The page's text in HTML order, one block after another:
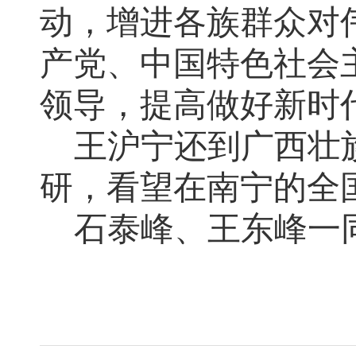
动，增进各族群众对
产党、中国特色社会
领导，提高做好新时
王沪宁还到广西壮
研，看望在南宁的全
石泰峰、王东峰一